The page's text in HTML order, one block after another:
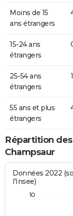
Moins de 15
ans étrangers
15-24 ans
étrangers
25-54 ans
étrangers
55 ans et plus
étrangers
Répartition
Champsaur
Données 2022
l'Insee)
10